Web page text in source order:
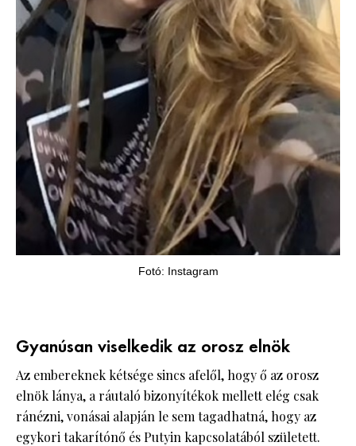
Fotó: Instagram
Gyanúsan viselkedik az orosz elnök
Az embereknek kétsége sincs afelől, hogy ő az orosz
elnök lánya, a ráutaló bizonyítékok mellett elég csak
ránézni, vonásai alapján le sem tagadhatná, hogy az
egykori takarítónő és Putyin kapcsolatából született.